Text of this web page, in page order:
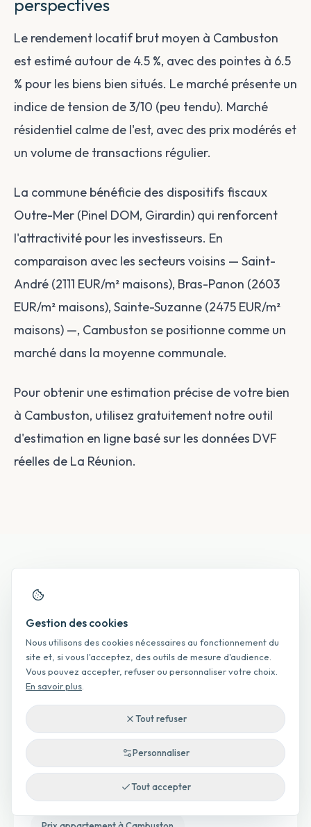
perspectives
Le rendement locatif brut moyen à Cambuston
est estimé autour de 4.5 %, avec des pointes à 6.5
% pour les biens bien situés. Le marché présente un
indice de tension de 3/10 (peu tendu). Marché
résidentiel calme de l'est, avec des prix modérés et
un volume de transactions régulier.
La commune bénéficie des dispositifs fiscaux
Outre-Mer (Pinel DOM, Girardin) qui renforcent
l'attractivité pour les investisseurs. En
comparaison avec les secteurs voisins — Saint-
André (2111 EUR/m² maisons), Bras-Panon (2603
EUR/m² maisons), Sainte-Suzanne (2475 EUR/m²
maisons) —, Cambuston se positionne comme un
marché dans la moyenne communale.
Pour obtenir une estimation précise de votre bien
à Cambuston, utilisez gratuitement notre outil
d'estimation en ligne basé sur les données DVF
réelles de La Réunion.
Maillage interne et recherches
associées
Accès direct aux pages parentes, enfants et voisines pour
explorer le marché local plus finement.
Par type de bien
Gestion des cookies
Nous utilisons des cookies nécessaires au fonctionnement du
site et, si vous l'acceptez, des outils de mesure d'audience.
Vous pouvez accepter, refuser ou personnaliser votre choix.
En savoir plus
Tout refuser
Personnaliser
Tout accepter